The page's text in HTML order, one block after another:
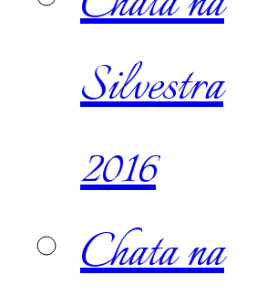
Silvestra
2016
Chata na